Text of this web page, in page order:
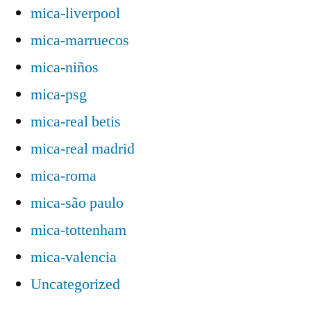
mica-liverpool
mica-marruecos
mica-niños
mica-psg
mica-real betis
mica-real madrid
mica-roma
mica-são paulo
mica-tottenham
mica-valencia
Uncategorized